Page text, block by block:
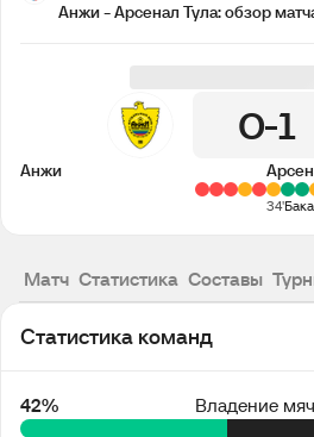
Анжи - Арсенал Тула: обзор
0 1
Анжи
34'
Матч Статистика Составы
Статистика команд
42% Владение